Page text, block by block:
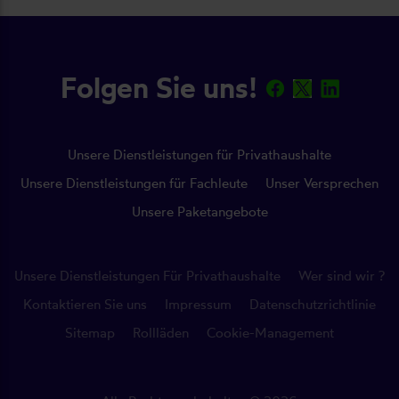
Folgen Sie uns!
Unsere Dienstleistungen für Privathaushalte
Unsere Dienstleistungen für Fachleute
Unser Versprechen
Unsere Paketangebote
Unsere Dienstleistungen Für Privathaushalte
Wer sind wir ?
Kontaktieren Sie uns
Impressum
Datenschutzrichtlinie
Sitemap
Rollläden Cookie-Management